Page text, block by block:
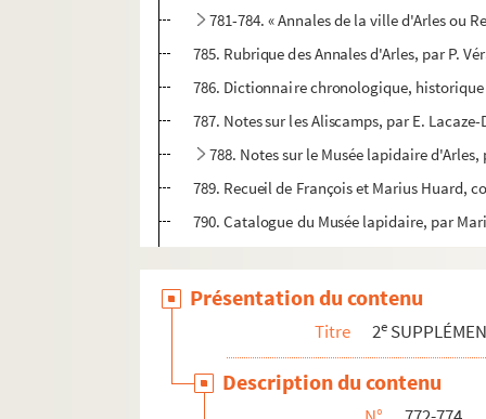
781-784. « Annales de la ville d'Arles ou
785. Rubrique des Annales d'Arles, par P.
786. Dictionnaire chronologique,
787. Notes sur les Aliscamps, par E.
788. Notes sur le Musée lapidaire
789. Recueil de François et Marius Huard,
790. Catalogue du Musée lapidaire, par
792-795. Recherches pour servir à
796. « Recueil des bâtiments, statues,
797-805. Église d'Arles. Recueil de Pierre
806-808. Notes de M. d'Eyminy
Présentation du contenu
Titre 2e
Description du contenu